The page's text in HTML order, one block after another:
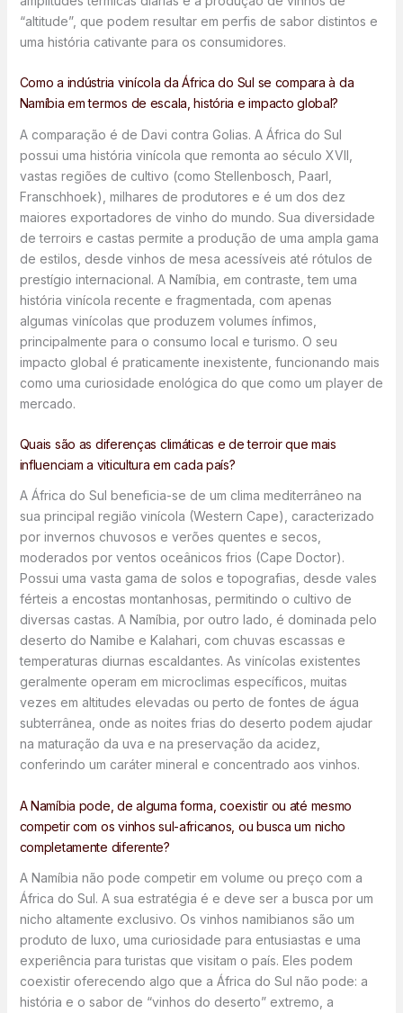
“altitude”, que podem resultar em perfis de sabor distintos e
uma história cativante para os consumidores.
Como a indústria vinícola da África do Sul se compara à da
Namíbia em termos de escala, história e impacto global?
A comparação é de Davi contra Golias. A África do Sul
possui uma história vinícola que remonta ao século XVII,
vastas regiões de cultivo (como Stellenbosch, Paarl,
Franschhoek), milhares de produtores e é um dos dez
maiores exportadores de vinho do mundo. Sua diversidade
de terroirs e castas permite a produção de uma ampla gama
de estilos, desde vinhos de mesa acessíveis até rótulos de
prestígio internacional. A Namíbia, em contraste, tem uma
história vinícola recente e fragmentada, com apenas
algumas vinícolas que produzem volumes ínfimos,
principalmente para o consumo local e turismo. O seu
impacto global é praticamente inexistente, funcionando mais
como uma curiosidade enológica do que como um player de
mercado.
Quais são as diferenças climáticas e de terroir que mais
influenciam a viticultura em cada país?
A África do Sul beneficia-se de um clima mediterrâneo na
sua principal região vinícola (Western Cape), caracterizado
por invernos chuvosos e verões quentes e secos,
moderados por ventos oceânicos frios (Cape Doctor).
Possui uma vasta gama de solos e topografias, desde vales
férteis a encostas montanhosas, permitindo o cultivo de
diversas castas. A Namíbia, por outro lado, é dominada pelo
deserto do Namibe e Kalahari, com chuvas escassas e
temperaturas diurnas escaldantes. As vinícolas existentes
geralmente operam em microclimas específicos, muitas
vezes em altitudes elevadas ou perto de fontes de água
subterrânea, onde as noites frias do deserto podem ajudar
na maturação da uva e na preservação da acidez,
conferindo um caráter mineral e concentrado aos vinhos.
A Namíbia pode, de alguma forma, coexistir ou até mesmo
competir com os vinhos sul-africanos, ou busca um nicho
completamente diferente?
A Namíbia não pode competir em volume ou preço com a
África do Sul. A sua estratégia é e deve ser a busca por um
nicho altamente exclusivo. Os vinhos namibianos são um
produto de luxo, uma curiosidade para entusiastas e uma
experiência para turistas que visitam o país. Eles podem
coexistir oferecendo algo que a África do Sul não pode: a
história e o sabor de “vinhos do deserto” extremo, a